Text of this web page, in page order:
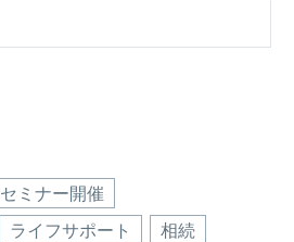
セミナー開催
ライフサポート
相続